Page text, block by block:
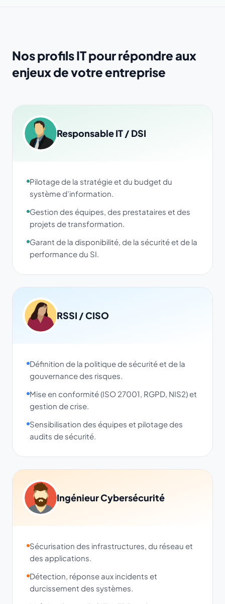
Nos profils IT pour répondre aux
enjeux de votre entreprise
Responsable IT / DSI
Pilotage de la stratégie et du budget du
système d'information.
Gestion des équipes, des prestataires et des
projets de transformation.
Garant de la disponibilité, de la sécurité et de la
performance du SI.
RSSI / CISO
Définition de la politique de sécurité et de la
gouvernance des risques.
Mise en conformité (ISO 27001, RGPD, NIS2) et
gestion de crise.
Sensibilisation des équipes et pilotage des
audits de sécurité.
Ingénieur Cybersécurité
Sécurisation des infrastructures, du réseau et
des applications.
Détection, réponse aux incidents et
durcissement des systèmes.